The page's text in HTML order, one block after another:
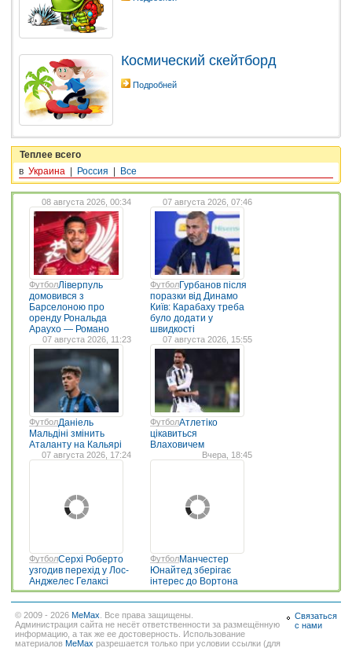
Космический скейтборд
Подробней
Теплее всего
в Украина Россия Все
08 августа 2026, 00:34
ФутболЛіверпуль
домовився з
Барселоною про
оренду Рональда
Араухо — Романо
07 августа 2026, 07:46
ФутболГурбанов після
поразки від Динамо
Київ: Карабаху треба
було додати у
швидкості
07 августа 2026, 11:23
ФутболДаніель
Мальдіні змінить
Аталанту на Кальярі
07 августа 2026, 15:55
ФутболАтлетіко
цікавиться
Влаховичем
07 августа 2026, 17:24
ФутболСерхі Роберто
узгодив перехід у Лос-
Анджелес Гелаксі
Вчера, 18:45
ФутболМанчестер
Юнайтед зберігає
інтерес до Вортона
© 2009 - 2026 MeMax . Все права защищены.
Администрация сайта не несёт ответственности за размещённую
информацию, а так же ее достоверность. Использование
материалов MeMax разрешается только при условии ссылки (для
Связаться
с нами